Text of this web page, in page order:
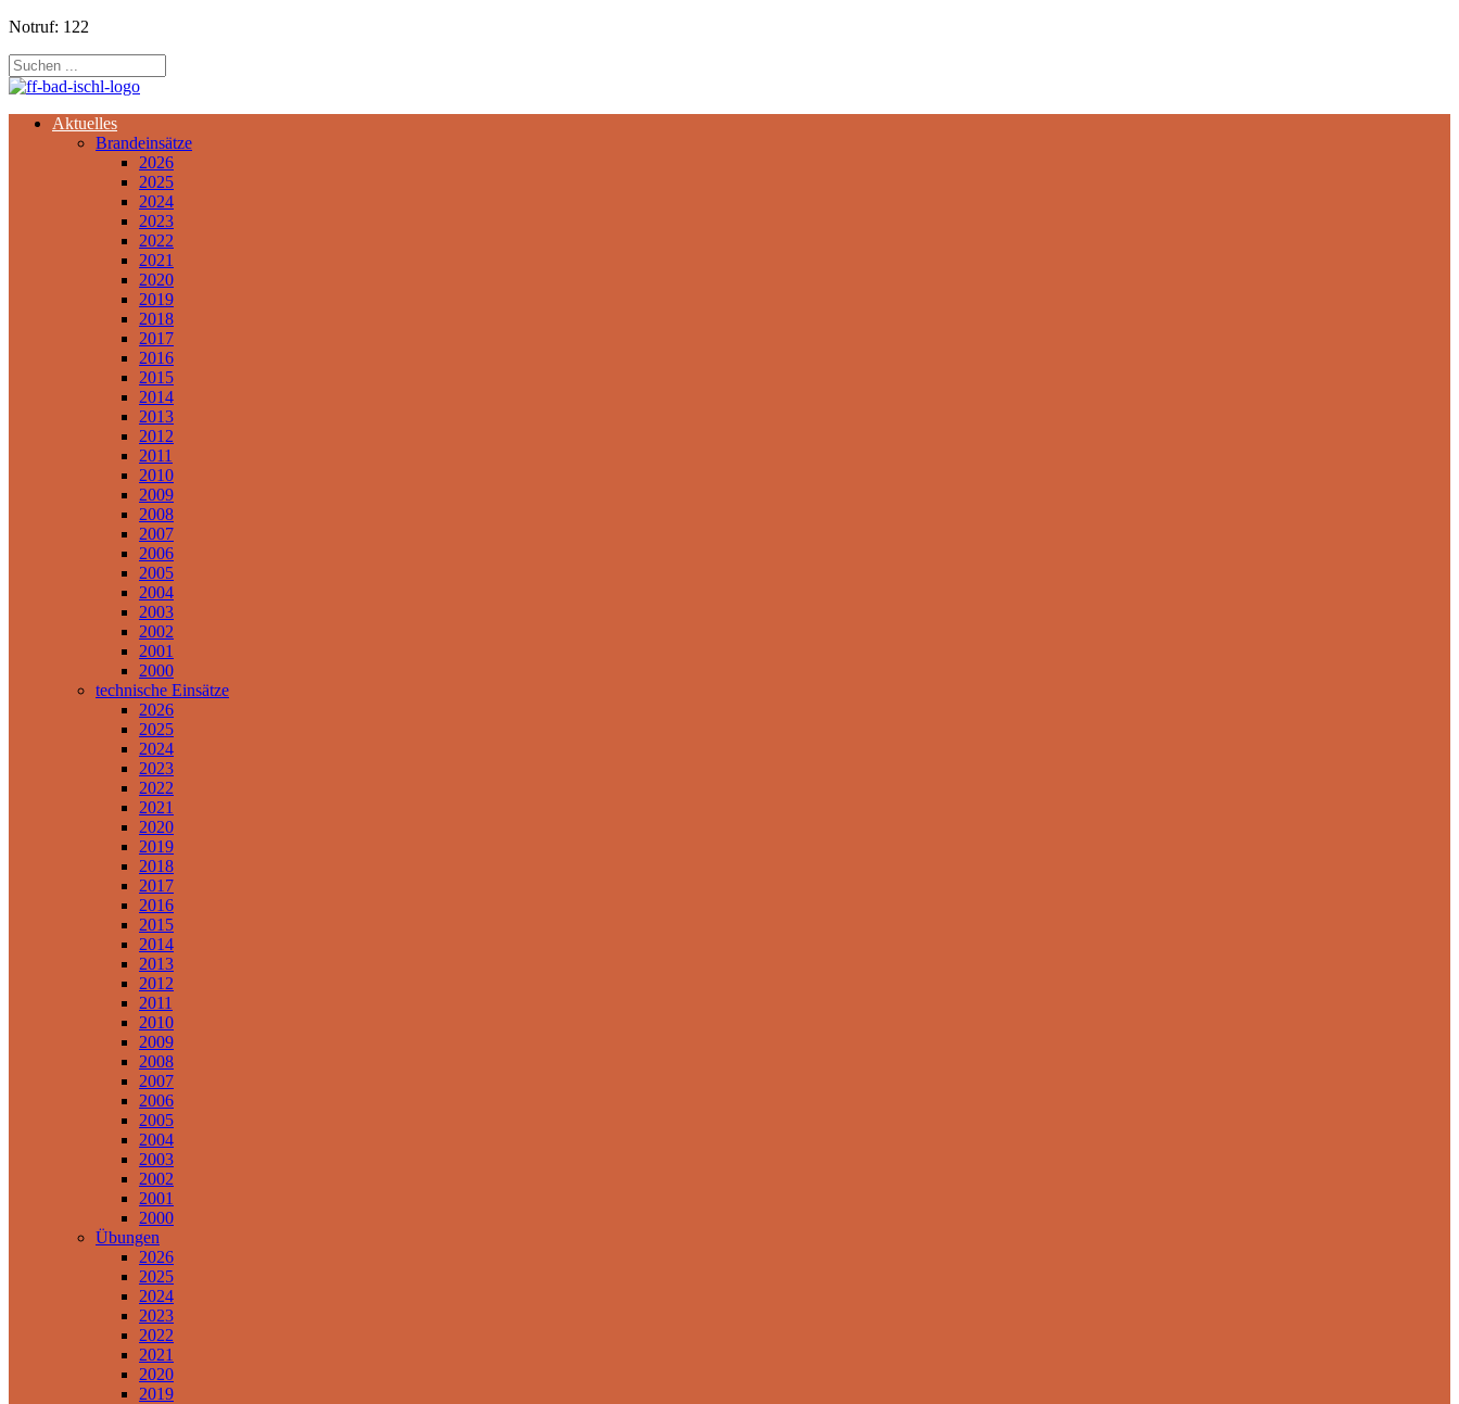
Notruf: 122
Aktuelles
Brandeinsätze
2026
2025
2024
2023
2022
2021
2020
2019
2018
2017
2016
2015
2014
2013
2012
2011
2010
2009
2008
2007
2006
2005
2004
2003
2002
2001
2000
technische Einsätze
2026
2025
2024
2023
2022
2021
2020
2019
2018
2017
2016
2015
2014
2013
2012
2011
2010
2009
2008
2007
2006
2005
2004
2003
2002
2001
2000
Übungen
2026
2025
2024
2023
2022
2021
2020
2019